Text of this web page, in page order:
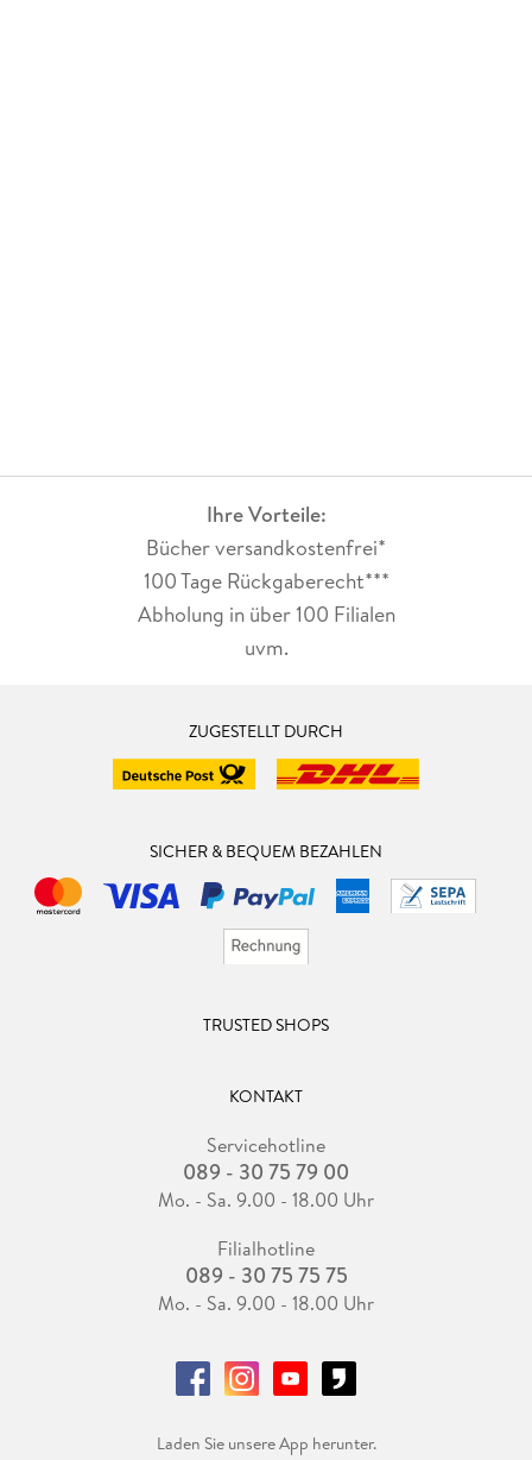
Ihre Vorteile:
Bücher versandkostenfrei*
100 Tage Rückgaberecht***
Abholung in über 100 Filialen
uvm.
ZUGESTELLT DURCH
SICHER & BEQUEM BEZAHLEN
TRUSTED SHOPS
KONTAKT
Servicehotline
089 - 30 75 79 00
Mo. - Sa. 9.00 - 18.00 Uhr
Filialhotline
089 - 30 75 75 75
Mo. - Sa. 9.00 - 18.00 Uhr
Laden Sie unsere App herunter.